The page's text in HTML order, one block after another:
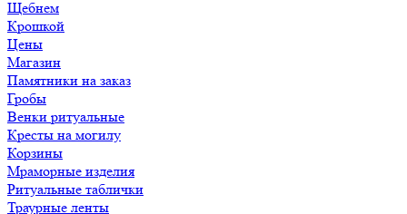
Щебнем
Крошкой
Цены
Магазин
Памятники на заказ
Гробы
Венки ритуальные
Кресты на могилу
Корзины
Мраморные изделия
Ритуальные таблички
Траурные ленты